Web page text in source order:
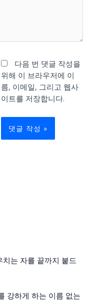
는 자를 끝까지 붙드
강하게 하는 이름 없는
다음 번 댓글 작성을
위해 이 브라우저에 이
름, 이메일, 그리고 웹사
이트를 저장합니다.